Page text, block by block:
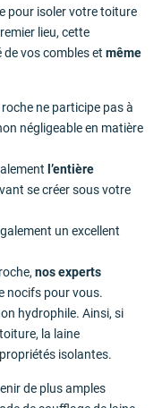
pour isoler votre toiture
lieu, cette
de vos combles et même
roche ne participe pas à
négligeable en matière
l’entière
se créer sous votre
un excellent
nos experts
nocifs pour vous.
hydrophile. Ainsi, si
la laine
isolantes.
de plus amples